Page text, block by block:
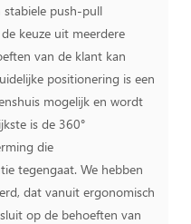
stabiele push-pull
keuze uit meerdere
van de klant kan
positionering is een
mogelijk en wordt
is de 360°
die
tegengaat. We hebben
dat vanuit ergonomisch
op de behoeften van